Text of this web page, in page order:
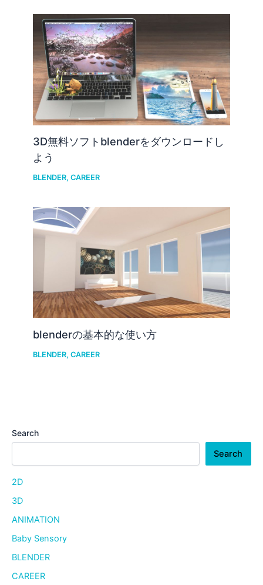
3D無料ソフトblenderをダウンロードし
よう
BLENDER,CAREER
blenderの基本的な使い方
BLENDER,CAREER
Search
Search
2D
3D
ANIMATION
Baby Sensory
BLENDER
CAREER